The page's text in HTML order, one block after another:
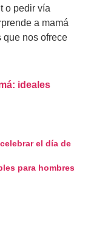
o pedir vía
a mamá
que nos ofrece
ideales
el día de
para hombres